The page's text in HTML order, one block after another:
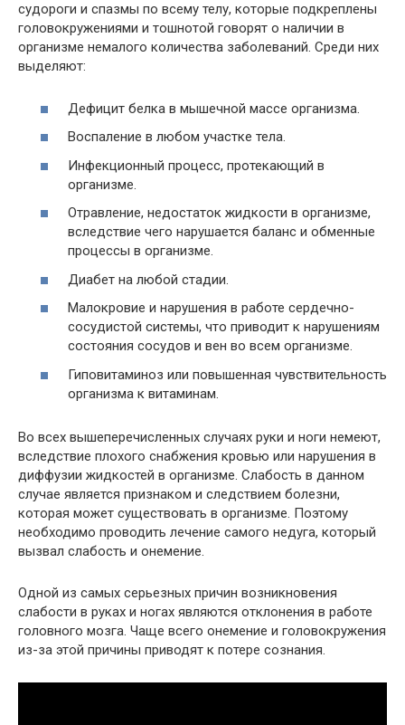
судороги и спазмы по всему телу, которые подкреплены
головокружениями и тошнотой говорят о наличии в
организме немалого количества заболеваний. Среди них
выделяют:
Дефицит белка в мышечной массе организма.
Воспаление в любом участке тела.
Инфекционный процесс, протекающий в
организме.
Отравление, недостаток жидкости в организме,
вследствие чего нарушается баланс и обменные
процессы в организме.
Диабет на любой стадии.
Малокровие и нарушения в работе сердечно-
сосудистой системы, что приводит к нарушениям
состояния сосудов и вен во всем организме.
Гиповитаминоз или повышенная чувствительность
организма к витаминам.
Во всех вышеперечисленных случаях руки и ноги немеют,
вследствие плохого снабжения кровью или нарушения в
диффузии жидкостей в организме. Слабость в данном
случае является признаком и следствием болезни,
которая может существовать в организме. Поэтому
необходимо проводить лечение самого недуга, который
вызвал слабость и онемение.
Одной из самых серьезных причин возникновения
слабости в руках и ногах являются отклонения в работе
головного мозга. Чаще всего онемение и головокружения
из-за этой причины приводят к потере сознания.